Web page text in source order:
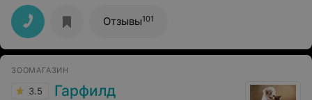
Лазовскому Виктору ( лечили пароанальныные
железы,консультировались у него постоянно) и
Балюку Андрею который сделал стерилизациию и
носик нашей собаки) Очень граммотные и отзывчивые
врачи,всегда задавали миллионы вопросов им,всегда
Теперь мечтаю, чтобы мой ребенок то же стал
ветеринаром.)))
Отзывы101
ЗООМАГАЗИН
3.5 Гарфилд